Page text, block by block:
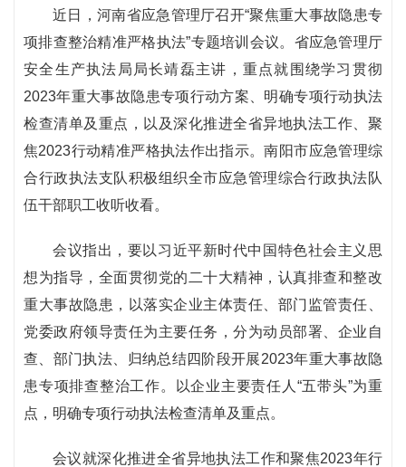
近日，河南省应急管理厅召开“聚焦重大事故隐患专
项排查整治精准严格执法”专题培训会议。省应急管理厅
安全生产执法局局长靖磊主讲，重点就围绕学习贯彻
2023年重大事故隐患专项行动方案、明确专项行动执法
检查清单及重点，以及深化推进全省异地执法工作、聚
焦2023行动精准严格执法作出指示。南阳市应急管理综
合行政执法支队积极组织全市应急管理综合行政执法队
伍干部职工收听收看。
会议指出，要以习近平新时代中国特色社会主义思
想为指导，全面贯彻党的二十大精神，认真排查和整改
重大事故隐患，以落实企业主体责任、部门监管责任、
党委政府领导责任为主要任务，分为动员部署、企业自
查、部门执法、归纳总结四阶段开展2023年重大事故隐
患专项排查整治工作。以企业主要责任人“五带头”为重
点，明确专项行动执法检查清单及重点。
会议就深化推进全省异地执法工作和聚焦2023年行